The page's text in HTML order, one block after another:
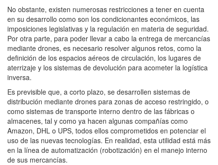
No obstante, existen numerosas restricciones a tener en cuenta
en su desarrollo como son los condicionantes económicos, las
imposiciones legislativas y la regulación en materia de seguridad.
Por otra parte, para poder llevar a cabo la entrega de mercancías
mediante drones, es necesario resolver algunos retos, como la
definición de los espacios aéreos de circulación, los lugares de
aterrizaje y los sistemas de devolución para acometer la logística
inversa.
Es previsible que, a corto plazo, se desarrollen sistemas de
distribución mediante drones para zonas de acceso restringido, o
como sistemas de transporte interno dentro de las fábricas o
almacenes, tal y como ya hacen algunas compañías como
Amazon, DHL o UPS, todos ellos comprometidos en potenciar el
uso de las nuevas tecnologías. En realidad, esta utilidad está más
en la línea de automatización (robotización) en el manejo interno
de sus mercancías.